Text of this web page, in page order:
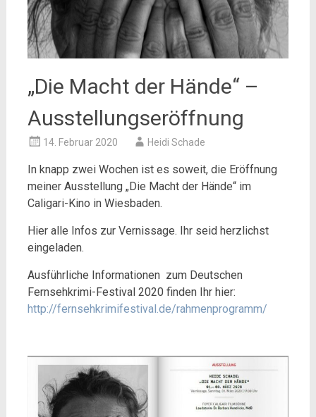
„Die Macht der Hände“ –
Ausstellungseröffnung
14. Februar 2020 Heidi Schade
In knapp zwei Wochen ist es soweit, die Eröffnung
meiner Ausstellung „Die Macht der Hände“ im
Caligari-Kino in Wiesbaden.
Hier alle Infos zur Vernissage. Ihr seid herzlichst
eingeladen.
Ausführliche Informationen zum Deutschen
Fernsehkrimi-Festival 2020 finden Ihr hier:
http://fernsehkrimifestival.de/rahmenprogramm/